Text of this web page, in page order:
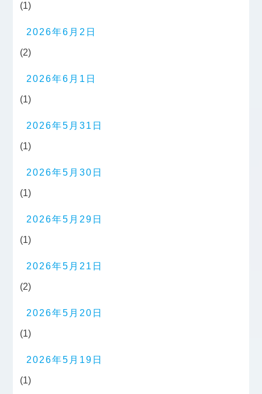
(1)
2026年6月2日
(2)
2026年6月1日
(1)
2026年5月31日
(1)
2026年5月30日
(1)
2026年5月29日
(1)
2026年5月21日
(2)
2026年5月20日
(1)
2026年5月19日
(1)